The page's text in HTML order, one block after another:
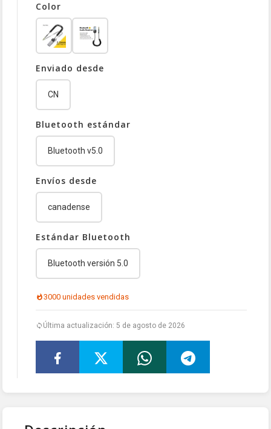
Color
Enviado desde
CN
Bluetooth estándar
Bluetooth v5.0
Envíos desde
canadense
Estándar Bluetooth
Bluetooth versión 5.0
3000 unidades vendidas
Última actualización: 5 de agosto de 2026